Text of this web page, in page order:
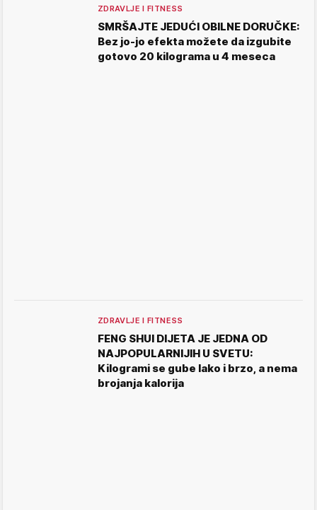
ZDRAVLJE I FITNESS
SMRŠAJTE JEDUĆI OBILNE DORUČKE:
Bez jo-jo efekta možete da izgubite
gotovo 20 kilograma u 4 meseca
ZDRAVLJE I FITNESS
FENG SHUI DIJETA JE JEDNA OD
NAJPOPULARNIJIH U SVETU:
Kilogrami se gube lako i brzo, a nema
brojanja kalorija